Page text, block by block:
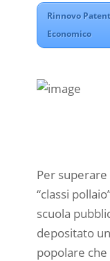
Rinnovo
Economico
Per superare
“classi
scuola
depositato
popolare